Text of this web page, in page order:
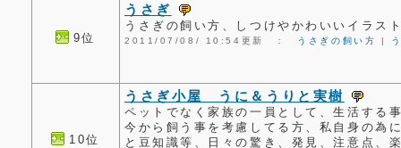
9位
うさぎ
うさぎの飼い方、しつけやかわいいイラス
2011/07/08/ 10:54更新 ： うさぎの飼い方 |
10位
うさぎ小屋 うに＆うりと実樹
ペットでなく家族の一員として、生活する
今から飼う事を考慮してる方、私自身の為
と豆知識等、日々の驚き、発見、注意点、